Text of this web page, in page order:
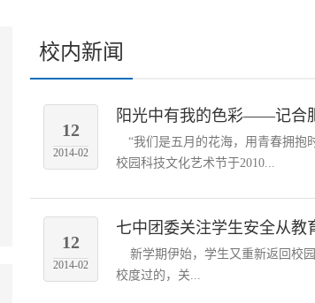
校内新闻
12
2014-02
阳光中有我的色彩——记合
“我们是五月的花海，用青春拥抱
校园科技文化艺术节于2010...
12
2014-02
七中团委关注学生安全从教
新学期伊始，学生又重新返回校
校度过的，关...